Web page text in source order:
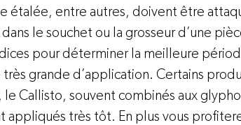
étalée, entre autres, doivent être
le souchet ou la grosseur d’une
pour déterminer la meilleure
grande d’application. Certains
le Callisto, souvent combinés aux
appliqués très tôt. En plus vous